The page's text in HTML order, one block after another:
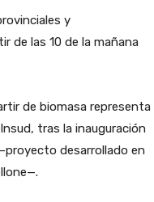
y
de las 10 de la mañana
de biomasa representa
tras la inauguración
desarrollado en